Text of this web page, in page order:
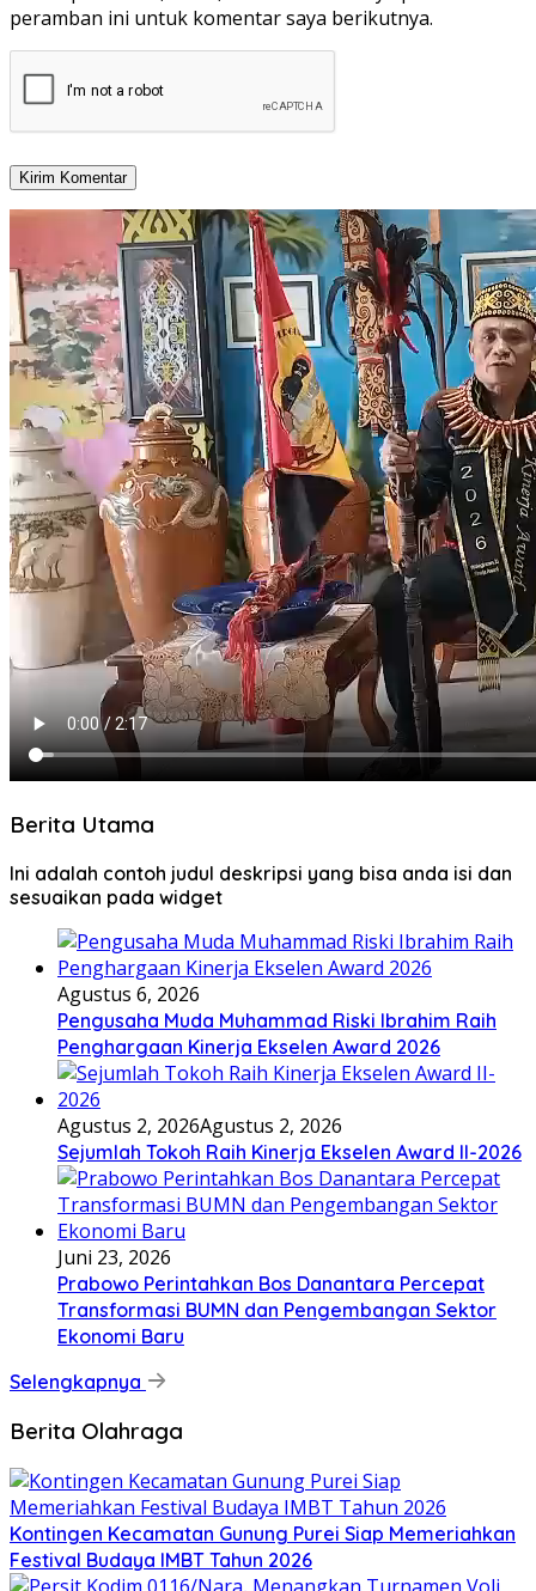
peramban ini untuk komentar saya berikutnya.
Berita Utama
Ini adalah contoh judul deskripsi yang bisa anda isi dan
sesuaikan pada widget
Agustus 6, 2026
Pengusaha Muda Muhammad Riski Ibrahim Raih
Penghargaan Kinerja Ekselen Award 2026
Agustus 2, 2026Agustus 2, 2026
Sejumlah Tokoh Raih Kinerja Ekselen Award II-2026
Juni 23, 2026
Prabowo Perintahkan Bos Danantara Percepat
Transformasi BUMN dan Pengembangan Sektor
Ekonomi Baru
Selengkapnya
Berita Olahraga
Kontingen Kecamatan Gunung Purei Siap Memeriahkan
Festival Budaya IMBT Tahun 2026